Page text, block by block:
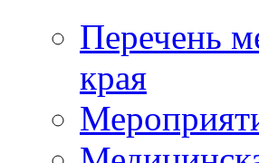
Перечень
края